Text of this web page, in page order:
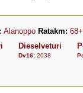
Alanoppo Ratakm:
Dieselveturi
Dv16: 2038